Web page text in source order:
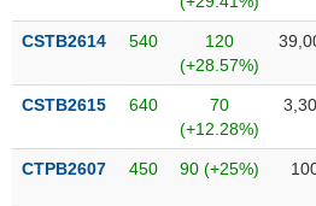
CSTB2614 540
120
(+28.57%)
CSTB2615 640
70
(+12.28%)
CTPB2607 450 90 (+25%)
Công